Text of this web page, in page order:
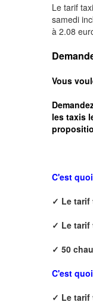
Le tarif
samedi
à 2.08
Vous
les taxis
C'est
✓ Le tarif
✓ Le tarif
✓ 50
C'est
✓ Le tarif